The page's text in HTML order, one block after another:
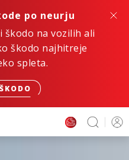
po neurju
škodo na vozilih ali
škodo najhitreje
spleta.